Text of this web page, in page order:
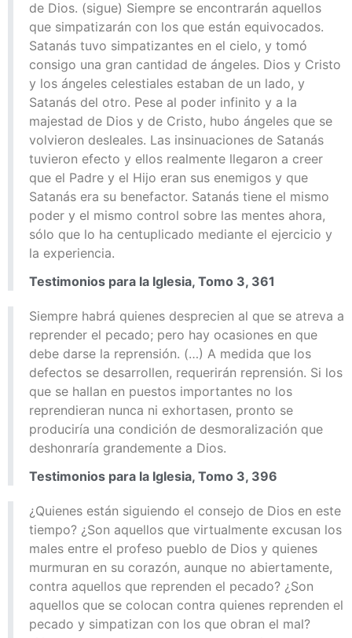
de Dios. (sigue) Siempre se encontrarán aquellos
que simpatizarán con los que están equivocados.
Satanás tuvo simpatizantes en el cielo, y tomó
consigo una gran cantidad de ángeles. Dios y Cristo
y los ángeles celestiales estaban de un lado, y
Satanás del otro. Pese al poder infinito y a la
majestad de Dios y de Cristo, hubo ángeles que se
volvieron desleales. Las insinuaciones de Satanás
tuvieron efecto y ellos realmente llegaron a creer
que el Padre y el Hijo eran sus enemigos y que
Satanás era su benefactor. Satanás tiene el mismo
poder y el mismo control sobre las mentes ahora,
sólo que lo ha centuplicado mediante el ejercicio y
la experiencia.
Testimonios para la Iglesia, Tomo 3, 361
Siempre habrá quienes desprecien al que se atreva a
reprender el pecado; pero hay ocasiones en que
debe darse la reprensión. (…) A medida que los
defectos se desarrollen, requerirán reprensión. Si los
que se hallan en puestos importantes no los
reprendieran nunca ni exhortasen, pronto se
produciría una condición de desmoralización que
deshonraría grandemente a Dios.
Testimonios para la Iglesia, Tomo 3, 396
¿Quienes están siguiendo el consejo de Dios en este
tiempo? ¿Son aquellos que virtualmente excusan los
males entre el profeso pueblo de Dios y quienes
murmuran en su corazón, aunque no abiertamente,
contra aquellos que reprenden el pecado? ¿Son
aquellos que se colocan contra quienes reprenden el
pecado y simpatizan con los que obran el mal?